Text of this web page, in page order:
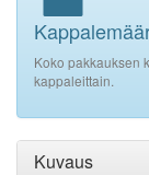
Koko pakkauksen
kappaleittain.
Kuvaus